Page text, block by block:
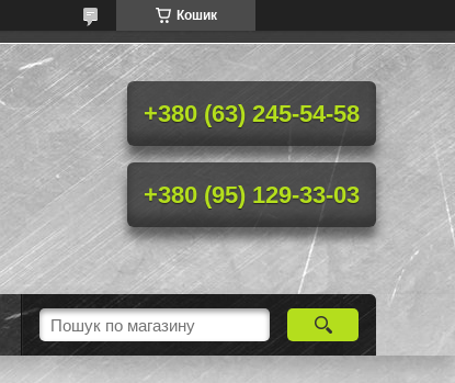
Кошик
+380 (63) 245-54-58
+380 (95) 129-33-03